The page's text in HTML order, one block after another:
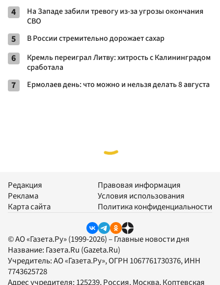
4
На Западе забили тревогу из-за угрозы окончания
СВО
5 В России стремительно дорожает сахар
6
Кремль переиграл Литву: хитрость с Калининградом
сработала
7 Ермолаев день: что можно и нельзя делать 8 августа
Редакция
Реклама
Карта сайта
Правовая информация
Условия использования
Политика конфиденциальности
© АО «Газета.Ру» (1999-2026) – Главные новости дня
Название: Газета.Ru (Gazeta.Ru)
Учредитель:АО «Газета.Ру», ОГРН 1067761730376, ИНН
7743625728
Адрес учредителя: 125239, Россия, Москва, Коптевская